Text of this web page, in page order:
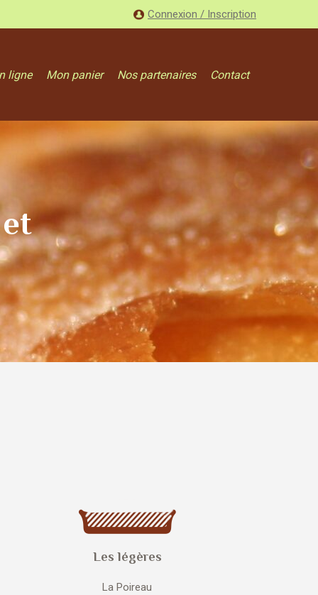
Connexion / Inscription
ligne Mon panier Nos partenaires Contact
Les légères
La Poireau